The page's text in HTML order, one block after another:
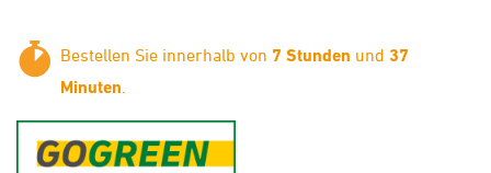
Bestellen Sie innerhalb von 7 Stunden und 37
Minuten